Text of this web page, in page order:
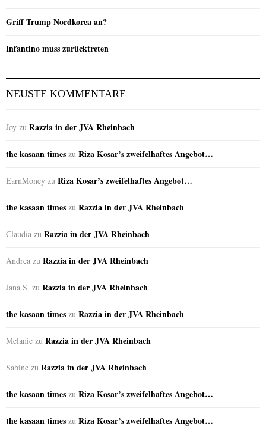
Griff Trump Nordkorea an?
Infantino muss zurücktreten
NEUSTE KOMMENTARE
Joy zu Razzia in der JVA Rheinbach
the kasaan times zu Riza Kosar’s zweifelhaftes Angebot…
EarnMoney zu Riza Kosar’s zweifelhaftes Angebot…
the kasaan times zu Razzia in der JVA Rheinbach
Claudia zu Razzia in der JVA Rheinbach
Andrea zu Razzia in der JVA Rheinbach
Jana S. zu Razzia in der JVA Rheinbach
the kasaan times zu Razzia in der JVA Rheinbach
Melanie zu Razzia in der JVA Rheinbach
Sabine zu Razzia in der JVA Rheinbach
the kasaan times zu Riza Kosar’s zweifelhaftes Angebot…
the kasaan times zu Riza Kosar’s zweifelhaftes Angebot…